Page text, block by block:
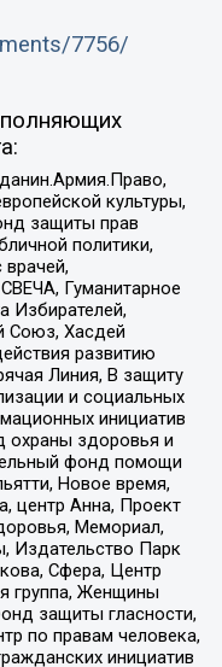
7756/
культуры,
защиты прав
политики,
Гуманитарное
Избирателей,
Союз, Хасдей
развитию
Линия, В защиту
и социальных
инициатив
охраны здоровья и
фонд помощи
Новое время,
центр Анна, Проект
Мемориал,
Издательство Парк
Сфера, Центр
группа, Женщины
защиты гласности,
по правам человека,
инициатив